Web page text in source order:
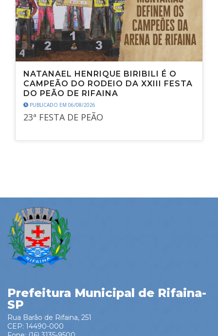
NATANAEL HENRIQUE BIRIBILI É O
CAMPEÃO DO RODEIO DA XXIII FESTA
DO PEÃO DE RIFAINA
PUBLICADO EM 06/08/2026
23ª FESTA DE PEÃO
Prefeitura Municipal de Rifaina-
SP
Rua Barão de Rifaina, 251
CEP: 14490-000